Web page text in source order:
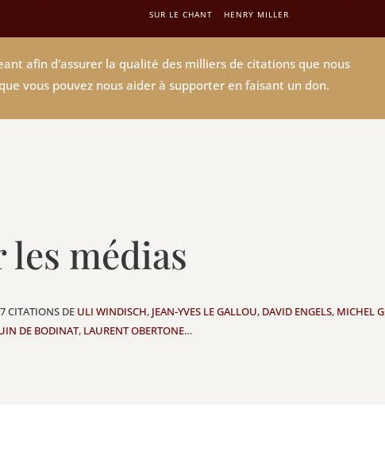
SUR LE CHANT
HENRY MILLER
afin d'assurer la qualité des milliers de citations que nous
vous pouvez nous aider à supporter en faisant un don.
médias
CITATIONS DE ULI WINDISCH, JEAN-YVES LE GALLOU, DAVID ENGELS, MICHEL
DE BODINAT, LAURENT OBERTONE…